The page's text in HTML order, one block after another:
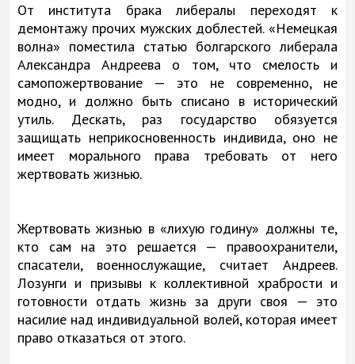
От института брака либералы переходят к
демонтажу прочих мужских доблестей. «Немецкая
волна» поместила статью болгарского либерала
Александра Андреева о том, что смелость и
самопожертвование — это не современно, не
модно, и должно быть списано в исторический
утиль. Дескать, раз государство обязуется
защищать неприкосновенность индивида, оно не
имеет морального права требовать от него
жертвовать жизнью.
Жертвовать жизнью в «лихую годину» должны те,
кто сам на это решается — правоохранители,
спасатели, военнослужащие, считает Андреев.
Лозунги и призывы к коллективной храбрости и
готовности отдать жизнь за други своя — это
насилие над индивидуальной волей, которая имеет
право отказаться от этого.